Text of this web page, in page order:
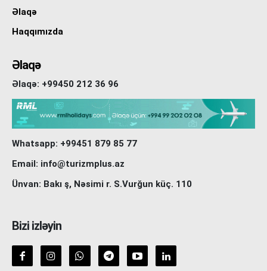
Əlaqə
Haqqımızda
Əlaqə
Əlaqə: +99450 212 36 96
Whatsapp: +99451 879 85 77
Email: info@turizmplus.az
Ünvan: Bakı ş, Nəsimi r. S.Vurğun küç. 110
Bizi izləyin